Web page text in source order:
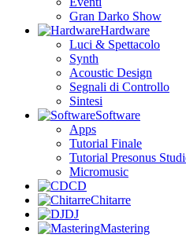
Gran Darko Show
Hardware
Luci & Spettacolo
Synth
Acoustic Design
Segnali di Controllo
Sintesi
Software
Apps
Tutorial Finale
Tutorial Presonus
Micromusic
CD
Chitarre
DJ
Mastering